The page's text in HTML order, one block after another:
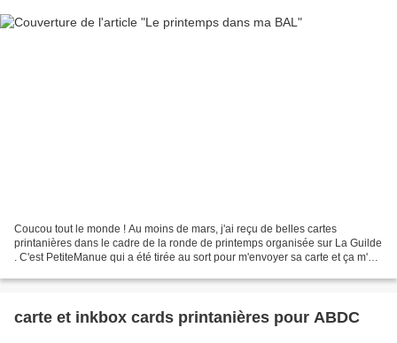
Coucou tout le monde ! Au moins de mars, j'ai reçu de belles cartes
printanières dans le cadre de la ronde de printemps organisée sur La Guilde
. C'est PetiteManue qui a été tirée au sort pour m'envoyer sa carte et ça m'a
carte et inkbox cards printanières pour ABDC